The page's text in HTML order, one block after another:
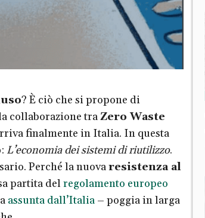
? È ciò che si propone di
collaborazione traZero Waste
finalmente in Italia. In questa
L’economia dei sistemi di riutilizzo.
Perché la nuovaresistenza al
partita delregolamento europeo
assunta dall’Italia– poggia in larga